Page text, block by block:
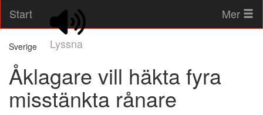
Start
Lyssna
Mer
Sverige
Åklagare vill häkta fyra
misstänkta rånare